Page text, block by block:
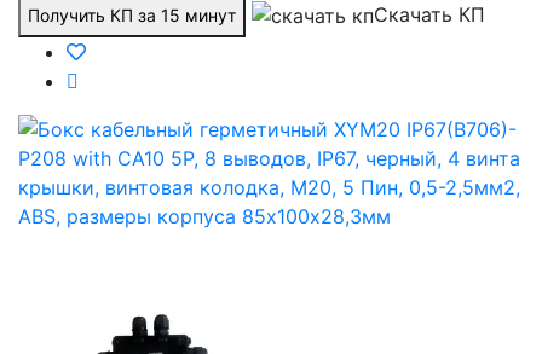
Получить КП за 15 минут Скачать КП